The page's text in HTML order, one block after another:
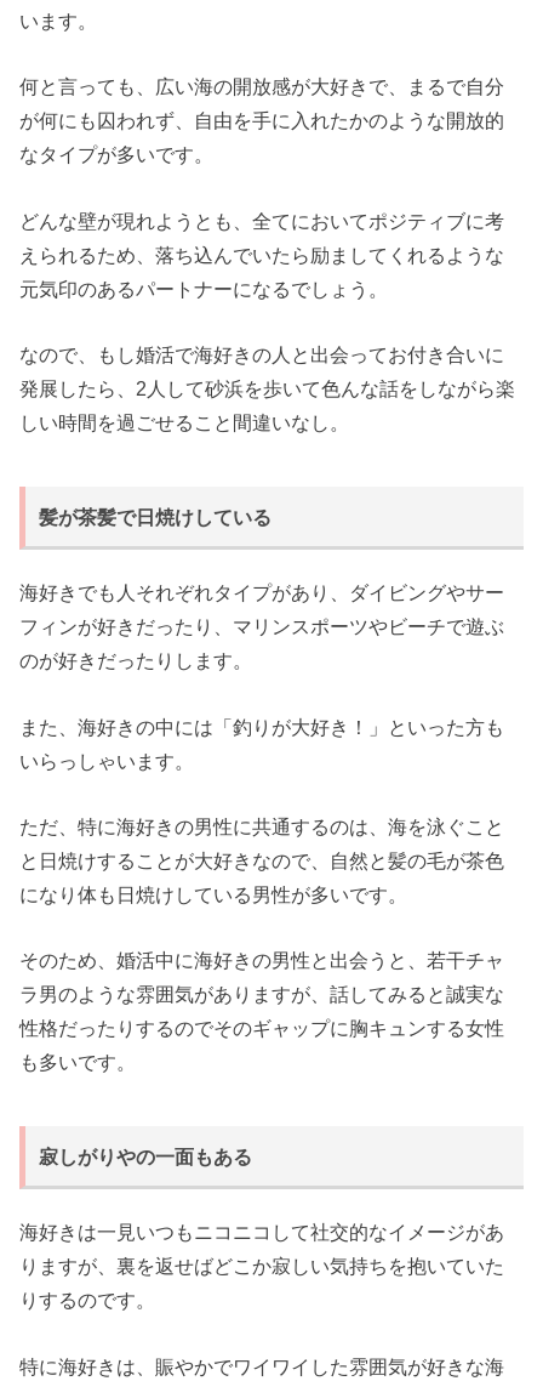
います。
何と言っても、広い海の開放感が大好きで、まるで自分
が何にも囚われず、自由を手に入れたかのような開放的
なタイプが多いです。
どんな壁が現れようとも、全てにおいてポジティブに考
えられるため、落ち込んでいたら励ましてくれるような
元気印のあるパートナーになるでしょう。
なので、もし婚活で海好きの人と出会ってお付き合いに
発展したら、2人して砂浜を歩いて色んな話をしながら楽
しい時間を過ごせること間違いなし。
髪が茶髪で日焼けしている
海好きでも人それぞれタイプがあり、ダイビングやサー
フィンが好きだったり、マリンスポーツやビーチで遊ぶ
のが好きだったりします。
また、海好きの中には「釣りが大好き！」といった方も
いらっしゃいます。
ただ、特に海好きの男性に共通するのは、海を泳ぐこと
と日焼けすることが大好きなので、自然と髪の毛が茶色
になり体も日焼けしている男性が多いです。
そのため、婚活中に海好きの男性と出会うと、若干チャ
ラ男のような雰囲気がありますが、話してみると誠実な
性格だったりするのでそのギャップに胸キュンする女性
も多いです。
寂しがりやの一面もある
海好きは一見いつもニコニコして社交的なイメージがあ
りますが、裏を返せばどこか寂しい気持ちを抱いていた
りするのです。
特に海好きは、賑やかでワイワイした雰囲気が好きな海